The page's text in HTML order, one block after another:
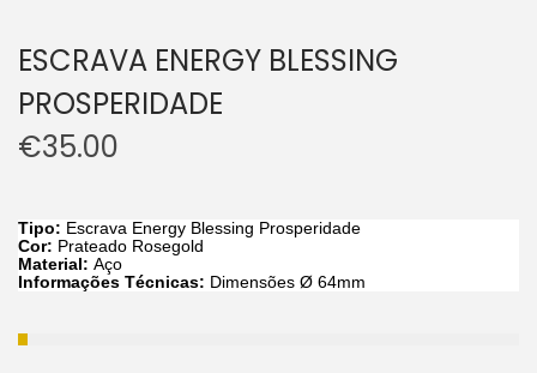
ESCRAVA ENERGY BLESSING
PROSPERIDADE
€35.00
Tipo: Escrava Energy Blessing Prosperidade
Cor: Prateado Rosegold
Material: Aço
Informações Técnicas: Dimensões Ø 64mm